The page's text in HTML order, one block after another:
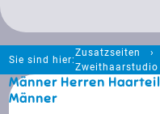
Sie sind hier:
Zusatzseiten
Zweithaarstudio
Männer Herren
Männer